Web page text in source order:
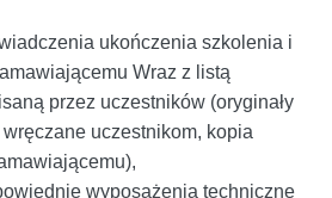
ukończenia szkolenia i
Wraz z listą
przez uczestników (oryginały
uczestnikom, kopia
wyposażenia techniczne